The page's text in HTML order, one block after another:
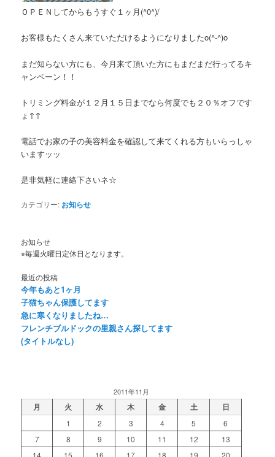
ＯＰＥＮしてからもうすぐ１ヶ月(^0^)/
お客様もたくさん来ていただけるようになりましたo(^-^)o
まだ知らない方にも、今月来て頂いた方にもまだまだ行ってるキ
ャンペーン！！
トリミング料金が１２月１５日までなら何度でも２０％オフです
ょ↑↑
電話でお家の子の美容料金を確認して来てくれる方もいらっしゃ
いますッッ
是非気軽に連絡下さいネ☆
カテゴリー: お知らせ
お知らせ
⭐︎毎週火曜日定休日となります。
最近の投稿
今年もあと1ヶ月
子猫ちゃん保護してます
急に寒くなりましたね…
フレンチブルドックの里親さん探してます
(タイトルなし)
2011年11月
月 火 水 木 金 土 日
1 2 3 4 5
6
7
8 9 10 11 12
13